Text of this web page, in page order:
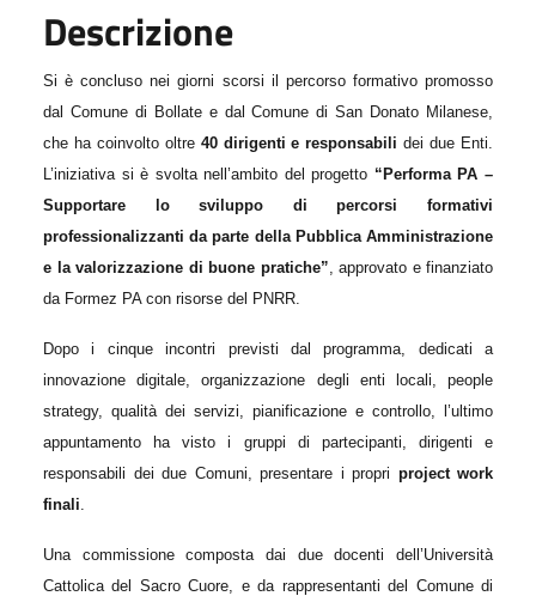
Descrizione
Si è concluso nei giorni scorsi il percorso formativo promosso
dal Comune di Bollate e dal Comune di San Donato Milanese,
che ha coinvolto oltre 40 dirigenti e responsabili dei due Enti.
L’iniziativa si è svolta nell’ambito del progetto “Performa PA –
Supportare lo sviluppo di percorsi formativi
professionalizzanti da parte della Pubblica Amministrazione
e la valorizzazione di buone pratiche” , approvato e finanziato
da Formez PA con risorse del PNRR.
Dopo i cinque incontri previsti dal programma, dedicati a
innovazione digitale, organizzazione degli enti locali, people
strategy, qualità dei servizi, pianificazione e controllo, l’ultimo
appuntamento ha visto i gruppi di partecipanti, dirigenti e
responsabili dei due Comuni, presentare i propri project work
finali
Una commissione composta dai due docenti dell’Università
Cattolica del Sacro Cuore, e da rappresentanti del Comune di